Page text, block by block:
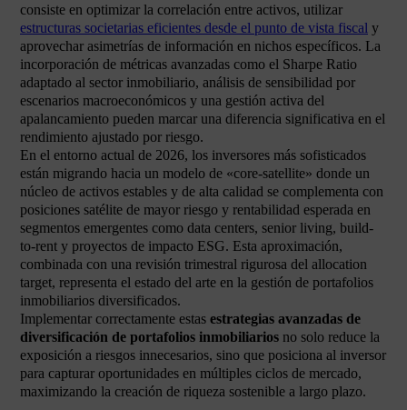
consiste en optimizar la correlación entre activos, utilizar
estructuras societarias eficientes desde el punto de vista fiscal y
aprovechar asimetrías de información en nichos específicos. La
incorporación de métricas avanzadas como el Sharpe Ratio
adaptado al sector inmobiliario, análisis de sensibilidad por
escenarios macroeconómicos y una gestión activa del
apalancamiento pueden marcar una diferencia significativa en el
rendimiento ajustado por riesgo.
En el entorno actual de 2026, los inversores más sofisticados
están migrando hacia un modelo de «core-satellite» donde un
núcleo de activos estables y de alta calidad se complementa con
posiciones satélite de mayor riesgo y rentabilidad esperada en
segmentos emergentes como data centers, senior living, build-
to-rent y proyectos de impacto ESG. Esta aproximación,
combinada con una revisión trimestral rigurosa del allocation
target, representa el estado del arte en la gestión de portafolios
inmobiliarios diversificados.
Implementar correctamente estas estrategias avanzadas de
diversificación de portafolios inmobiliarios no solo reduce la
exposición a riesgos innecesarios, sino que posiciona al inversor
para capturar oportunidades en múltiples ciclos de mercado,
maximizando la creación de riqueza sostenible a largo plazo.